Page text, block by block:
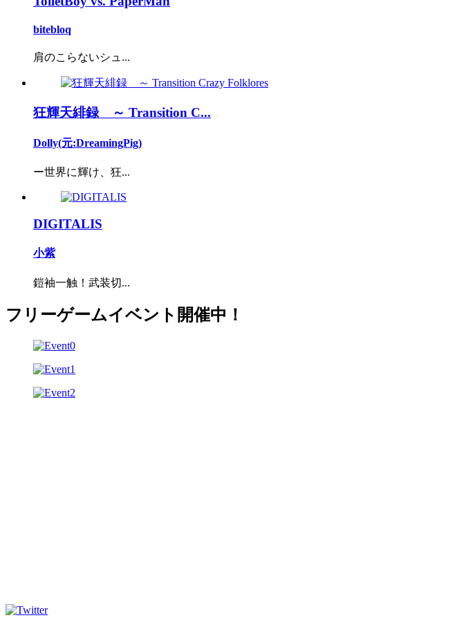
bitebloq
肩のこらないシュ...
狂輝天緋録 ～ Transition C...
Dolly(元:DreamingPig)
ー世界に輝け、狂...
DIGITALIS
小紫
鎧袖一触！武装切...
フリーゲームイベント開催中！